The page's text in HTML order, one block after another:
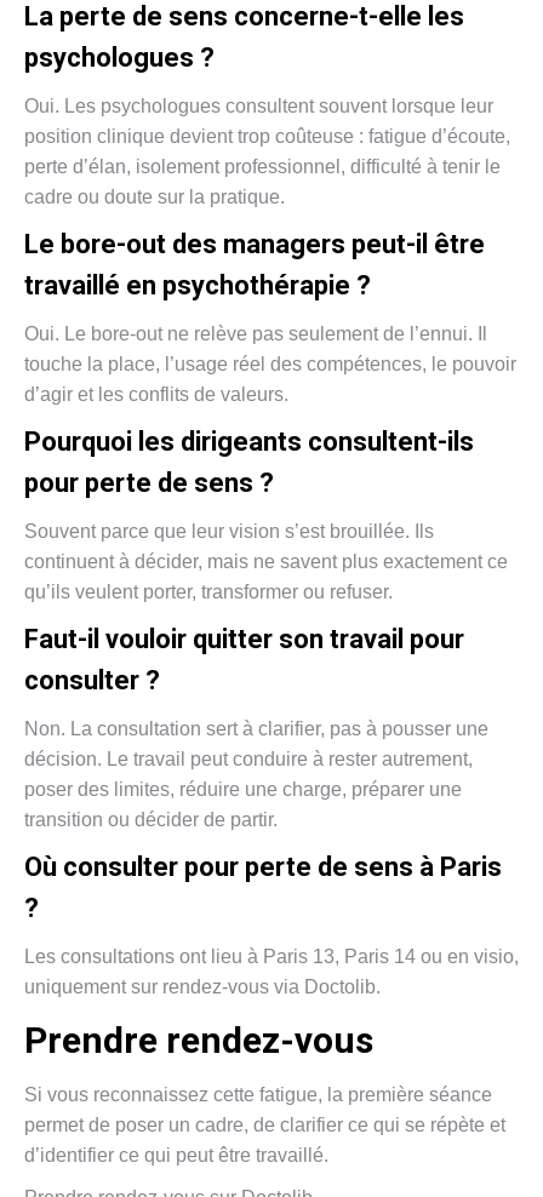
La perte de sens concerne-t-elle les
psychologues ?
Oui. Les psychologues consultent souvent lorsque leur
position clinique devient trop coûteuse : fatigue d’écoute,
perte d’élan, isolement professionnel, difficulté à tenir le
cadre ou doute sur la pratique.
Le bore-out des managers peut-il être
travaillé en psychothérapie ?
Oui. Le bore-out ne relève pas seulement de l’ennui. Il
touche la place, l’usage réel des compétences, le pouvoir
d’agir et les conflits de valeurs.
Pourquoi les dirigeants consultent-ils
pour perte de sens ?
Souvent parce que leur vision s’est brouillée. Ils
continuent à décider, mais ne savent plus exactement ce
qu’ils veulent porter, transformer ou refuser.
Faut-il vouloir quitter son travail pour
consulter ?
Non. La consultation sert à clarifier, pas à pousser une
décision. Le travail peut conduire à rester autrement,
poser des limites, réduire une charge, préparer une
transition ou décider de partir.
Où consulter pour perte de sens à Paris
?
Les consultations ont lieu à Paris 13, Paris 14 ou en visio,
uniquement sur rendez-vous via Doctolib.
Prendre rendez-vous
Si vous reconnaissez cette fatigue, la première séance
permet de poser un cadre, de clarifier ce qui se répète et
d’identifier ce qui peut être travaillé.